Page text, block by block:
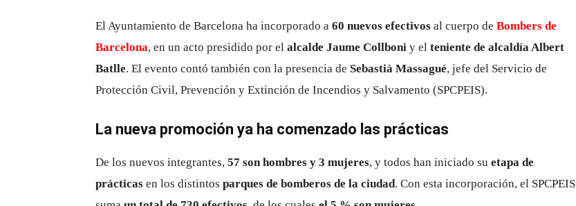
El Ayuntamiento de Barcelona ha incorporado a 60 nuevos efectivos al cuerpo de Bombers de
Barcelona, en un acto presidido por el alcalde Jaume Collboni y el teniente de alcaldía Albert
Batlle. El evento contó también con la presencia de Sebastià Massagué, jefe del Servicio de
Protección Civil, Prevención y Extinción de Incendios y Salvamento (SPCPEIS).
La nueva promoción ya ha comenzado las prácticas
De los nuevos integrantes, 57 son hombres y 3 mujeres, y todos han iniciado su etapa de
prácticas en los distintos parques de bomberos de la ciudad. Con esta incorporación, el SPCPEIS